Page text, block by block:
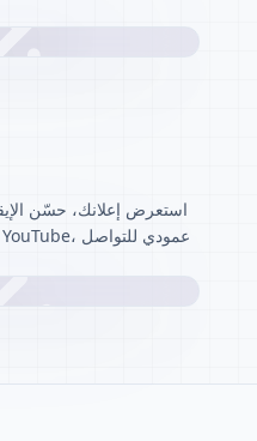
استعرض إعلانك، حسّن